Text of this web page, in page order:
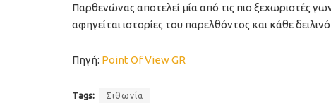
Παρθενώνας αποτελεί μία από τις πιο ξεχωριστές
αφηγείται ιστορίες του παρελθόντος και κάθε
Πηγή: Point Of View GR
Tags: Σιθωνία